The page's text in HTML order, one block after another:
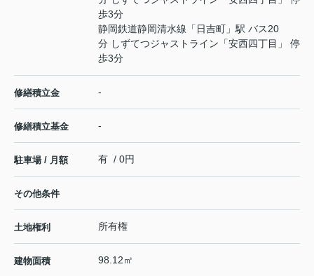
歩3分
静岡鉄道静岡清水線 「 日吉町 」駅 バス20
分 しずてつジャストライン「安西四丁目」 停
歩3分
修繕積立金 -
修繕積立基金 -
駐車場 / 月額 有 / 0円
その他条件
土地権利 所有権
建物面積 98.12㎡